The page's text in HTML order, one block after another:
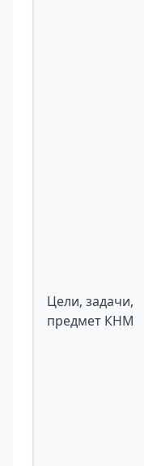
Цели, задачи,
предмет КНМ